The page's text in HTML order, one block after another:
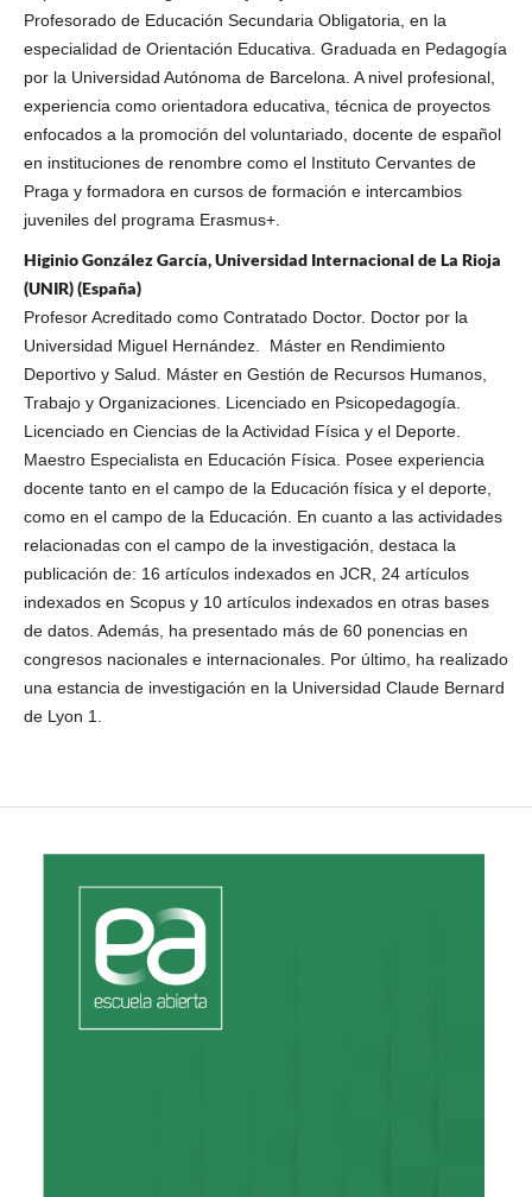
Profesorado de Educación Secundaria Obligatoria, en la
especialidad de Orientación Educativa. Graduada en Pedagogía
por la Universidad Autónoma de Barcelona. A nivel profesional,
experiencia como orientadora educativa, técnica de proyectos
enfocados a la promoción del voluntariado, docente de español
en instituciones de renombre como el Instituto Cervantes de
Praga y formadora en cursos de formación e intercambios
juveniles del programa Erasmus+.
Higinio González García, Universidad Internacional de La Rioja
(UNIR) (España)
Profesor Acreditado como Contratado Doctor. Doctor por la
Universidad Miguel Hernández. Máster en Rendimiento
Deportivo y Salud. Máster en Gestión de Recursos Humanos,
Trabajo y Organizaciones. Licenciado en Psicopedagogía.
Licenciado en Ciencias de la Actividad Física y el Deporte.
Maestro Especialista en Educación Física. Posee experiencia
docente tanto en el campo de la Educación física y el deporte,
como en el campo de la Educación. En cuanto a las actividades
relacionadas con el campo de la investigación, destaca la
publicación de: 16 artículos indexados en JCR, 24 artículos
indexados en Scopus y 10 artículos indexados en otras bases
de datos. Además, ha presentado más de 60 ponencias en
congresos nacionales e internacionales. Por último, ha realizado
una estancia de investigación en la Universidad Claude Bernard
de Lyon 1.